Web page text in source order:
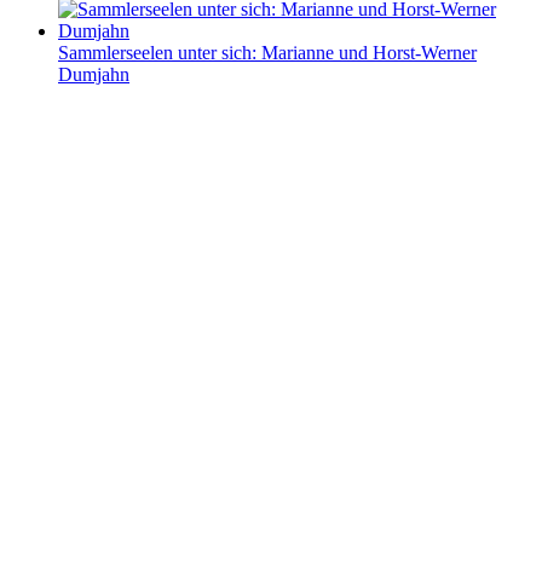
Sammlerseelen unter sich: Marianne und Horst-Werner
Dumjahn